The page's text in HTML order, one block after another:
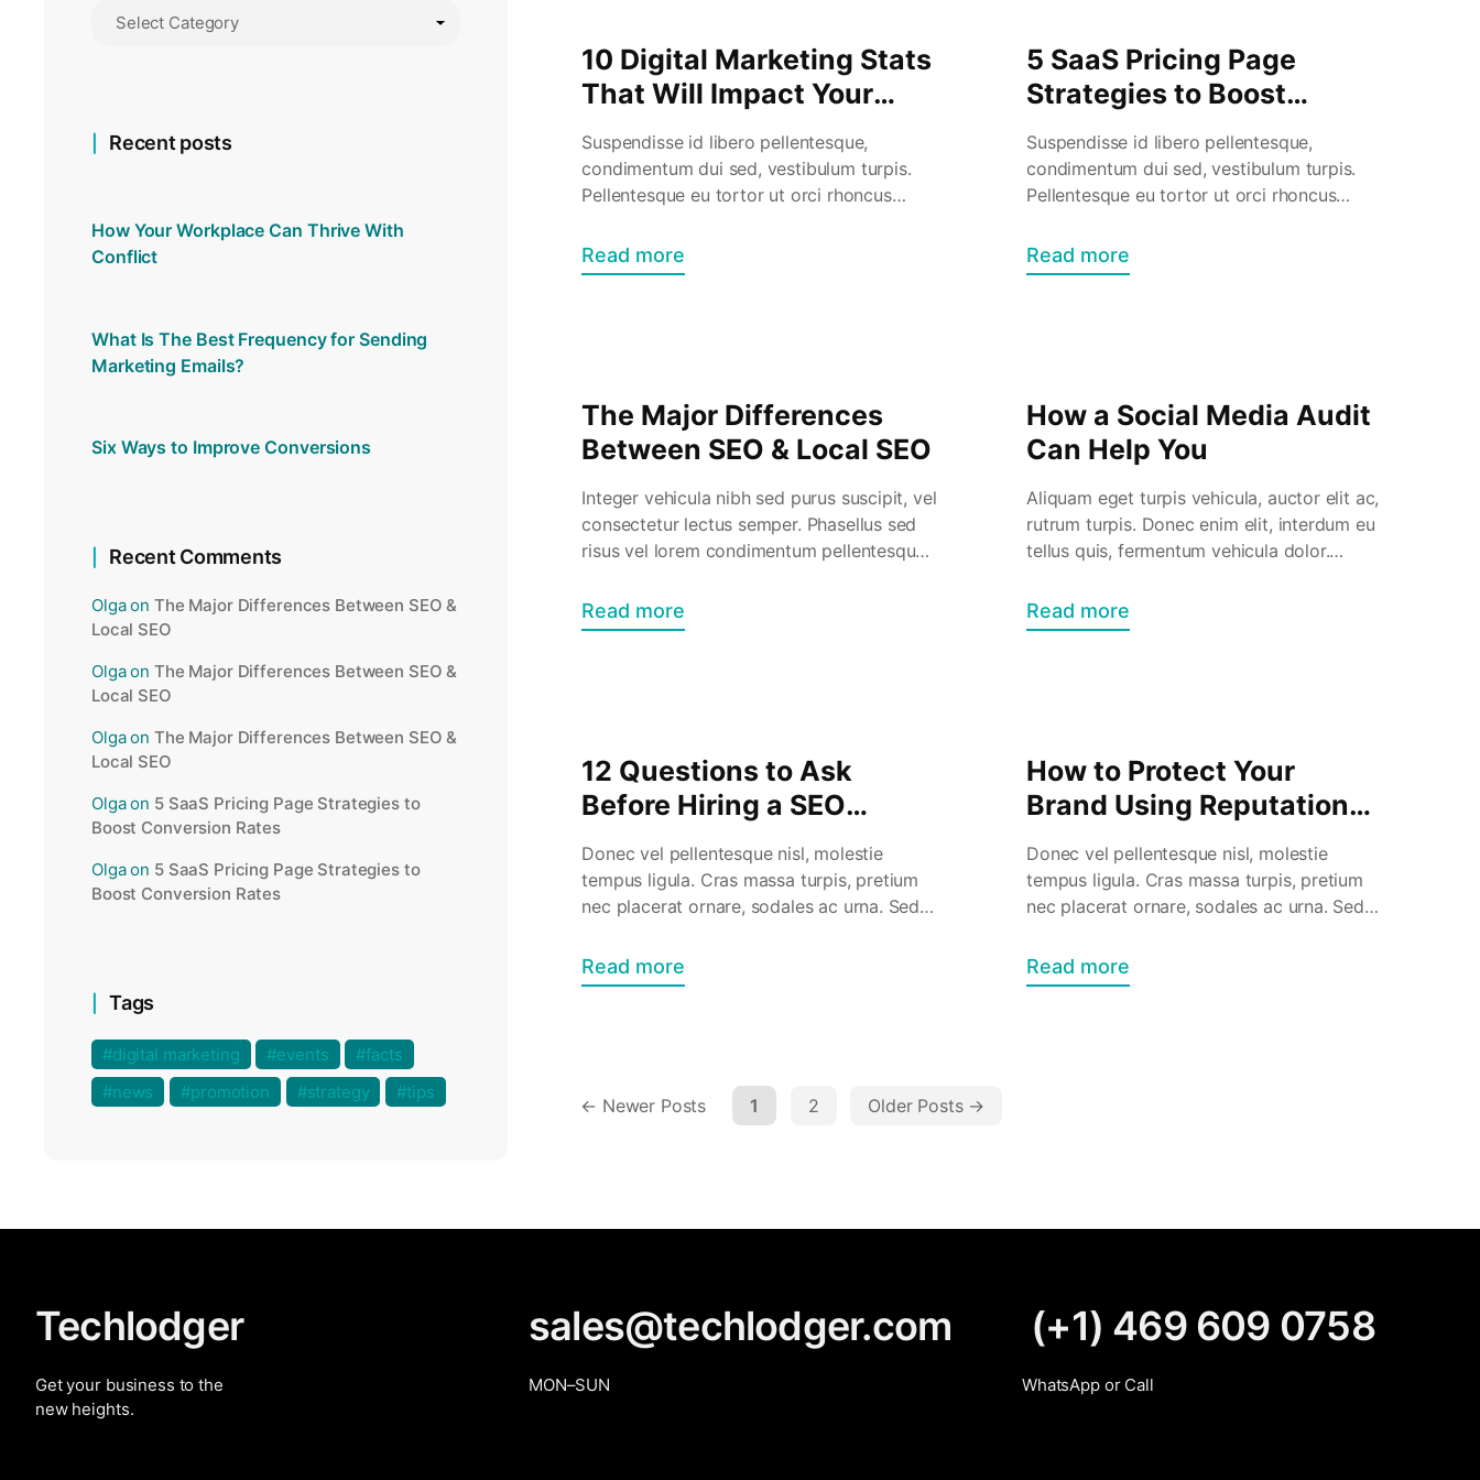
10 Digital Marketing Stats
That Will Impact Your
Business
Suspendisse id libero pellentesque,
condimentum dui sed, vestibulum turpis.
Pellentesque eu tortor ut orci rhoncus
eu viverra. Nulla interdum nibh sit amet
convallis laoreet. Integer sit amet dolor ac
Read more
5 SaaS Pricing Page
Strategies to Boost
Conversion Rates
Suspendisse id libero pellentesque,
condimentum dui sed, vestibulum turpis.
Pellentesque eu tortor ut orci rhoncus
eu viverra. Nulla interdum nibh sit amet
convallis laoreet. Integer sit amet dolor ac
Read more
The Major Differences
Between SEO & Local SEO
Integer vehicula nibh sed purus suscipit, vel
consectetur lectus semper. Phasellus sed
risus vel lorem condimentum pellentesque
dapibus accumsan. Aenean iaculis eu nisi a
scelerisque. Ut auctor enim quam, vitae
Read more
How a Social Media Audit
Can Help You
Aliquam eget turpis vehicula, auctor elit ac,
rutrum turpis. Donec enim elit, interdum eu
tellus quis, fermentum vehicula dolor.
vitae eros efficitur accumsan. Phasellus
scelerisque, massa ut venenatis tristique,
Read more
12 Questions to Ask
Before Hiring a SEO
Agency
Donec vel pellentesque nisl, molestie
tempus ligula. Cras massa turpis, pretium
nec placerat ornare, sodales ac urna. Sed
bibendum lorem nisi, et efficitur sapien
dapibus sed. Suspendisse iaculis erat ut
condimentum sit […]
Read more
How to Protect Your
Brand Using Reputation
Management
Donec vel pellentesque nisl, molestie
tempus ligula. Cras massa turpis, pretium
nec placerat ornare, sodales ac urna. Sed
bibendum lorem nisi, et efficitur sapien
dapibus sed. Suspendisse iaculis erat ut
Read more
← Newer Posts 1 2 Older Posts →
Recent posts
How Your Workplace Can Thrive With
Conflict
What Is The Best Frequency for Sending
Marketing Emails?
Six Ways to Improve Conversions
Recent Comments
Olgaon The Major Differences Between SEO &
Local SEO
Olgaon The Major Differences Between SEO &
Local SEO
Olgaon The Major Differences Between SEO &
Local SEO
Olgaon 5 SaaS Pricing Page Strategies to
Boost Conversion Rates
Olgaon 5 SaaS Pricing Page Strategies to
Boost Conversion Rates
Tags
digital marketing events
facts
news
promotion strategy tips
Techlodger
Get your business to the
new heights.
sales@techlodger.com
MON–SUN
(+1) 469 609 0758
WhatsApp or Call